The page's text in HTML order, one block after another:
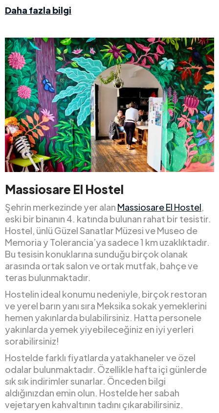
Daha fazla bilgi
Massiosare El Hostel
Şehrin merkezinde yer alan Massiosare El Hostel,
eski bir binanın 4. katında bulunan rahat bir tesistir.
Hostel, ünlü Güzel Sanatlar Müzesi ve Museo de
Memoria y Tolerancia’ya sadece 1 km uzaklıktadır.
Bu tesisin konuklarına sunduğu birçok olanak
arasında ortak salon ve ortak mutfak, bahçe ve
teras bulunmaktadır.
Hostelin ideal konumu nedeniyle, birçok restoran
ve yerel barın yanı sıra Meksika sokak yemeklerini
hemen yakınlarda bulabilirsiniz. Hatta personele
yakınlarda yemek yiyebileceğiniz en iyi yerleri
sorabilirsiniz!
Hostelde farklı fiyatlarda yatakhaneler ve özel
odalar bulunmaktadır. Özellikle hafta içi günlerde
sık sık indirimler sunarlar. Önceden bilgi
aldığınızdan emin olun. Hostelde her sabah
vejetaryen kahvaltının tadını çıkarabilirsiniz.